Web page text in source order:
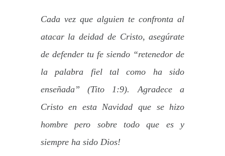
Cada vez que alguien te confronta al
atacar la deidad de Cristo, asegúrate
de defender tu fe siendo “retenedor de
la palabra fiel tal como ha sido
enseñada” (Tito 1:9). Agradece a
Cristo en esta Navidad que se hizo
hombre pero sobre todo que es y
siempre ha sido Dios!